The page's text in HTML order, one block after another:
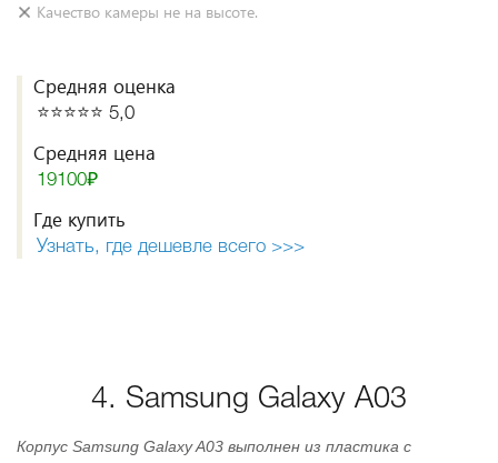
Качество камеры не на высоте.
Средняя оценка
⭐️⭐️⭐️⭐️⭐️ 5,0
Средняя цена
19100₽
Где купить
Узнать, где дешевле всего >>>
4. Samsung Galaxy A03
Корпус Samsung Galaxy A03 выполнен из пластика с